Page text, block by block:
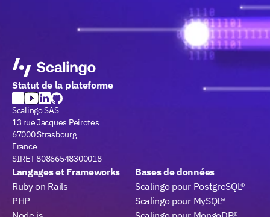
Statut de la plateforme
Scalingo SAS
13 rue Jacques Peirotes
67000 Strasbourg
France
SIRET 80866548300018
Langages et Frameworks
Ruby on Rails
PHP
Bases de données
Scalingo pour PostgreSQL®
Scalingo pour MySQL®